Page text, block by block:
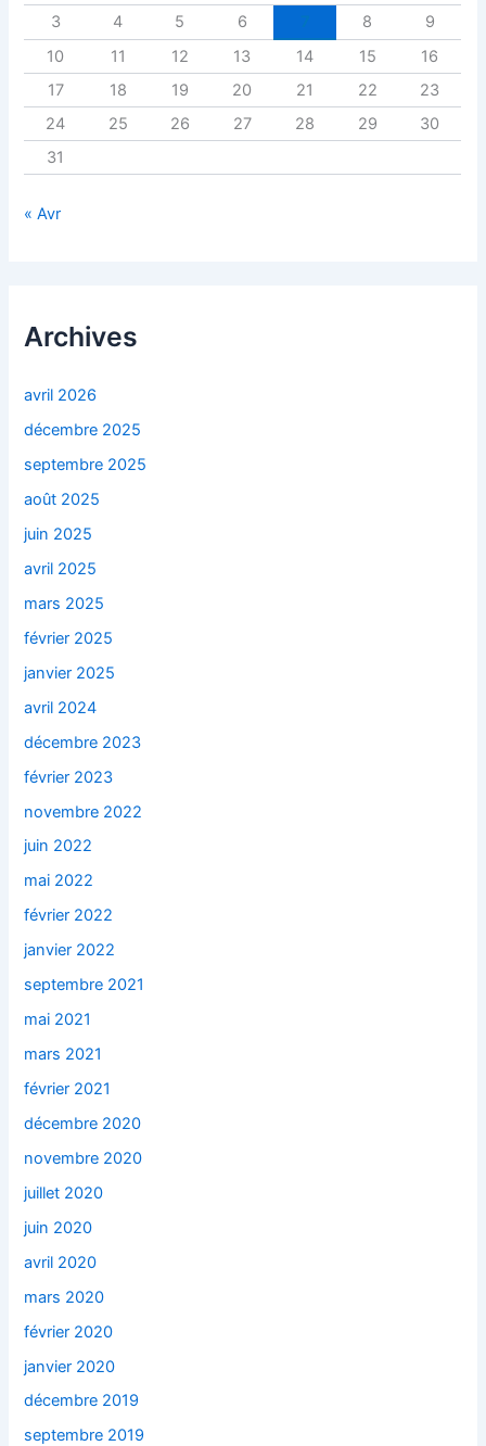
3
4 5 6 8
9
10
11 12 13 14 15
16
17
18 19 20 21 22
23
24
25 26 27 28 29
30
31
« Avr
Archives
avril 2026
décembre 2025
septembre 2025
août 2025
juin 2025
avril 2025
mars 2025
février 2025
janvier 2025
avril 2024
décembre 2023
février 2023
novembre 2022
juin 2022
mai 2022
février 2022
janvier 2022
septembre 2021
mai 2021
mars 2021
février 2021
décembre 2020
novembre 2020
juillet 2020
juin 2020
avril 2020
mars 2020
février 2020
janvier 2020
décembre 2019
septembre 2019